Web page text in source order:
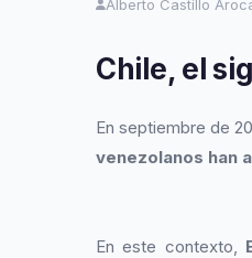
Alberto Castillo
Chile, el
En septiembre de
venezolanos han
En este contexto,